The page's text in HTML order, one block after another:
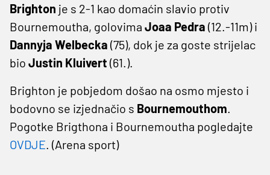
Brighton je s 2-1 kao domaćin slavio protiv
Bournemoutha, golovima Joaa Pedra (12.-11m) i
Dannyja Welbecka (75), dok je za goste strijelac
bio Justin Kluivert (61.).
Brighton je pobjedom došao na osmo mjesto i
bodovno se izjednačio s Bournemouthom.
Pogotke Brigthona i Bournemoutha pogledajte
OVDJE. (Arena sport)